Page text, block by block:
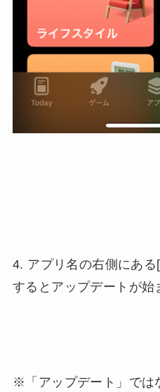
4. アプリ名の右側にあ
するとアップデートが始
※「アップデート」では